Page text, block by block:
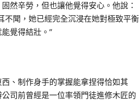
然辛勞，但也讓他覺得安心。他說：
不聞，她已經完全沉浸在她對極致平衡
覺得結壯。”
、制作身手的掌握能拿捏得恰如其
司前曾經是一位率領門徒進修木匠的